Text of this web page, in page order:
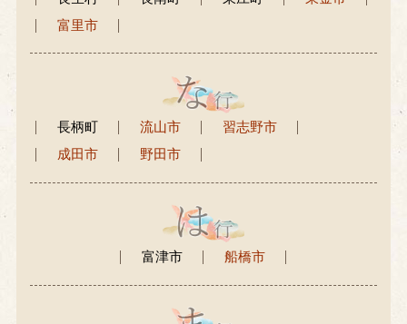
富里市
長柄町 流山市
習志野市
成田市
野田市
富津市 船橋市